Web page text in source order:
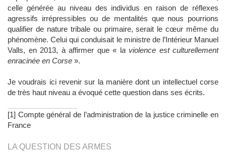
celle générée au niveau des individus en raison de réflexes
agressifs irrépressibles ou de mentalités que nous pourrions
qualifier de nature tribale ou primaire, serait le cœur même du
phénomène. Celui qui conduisait le ministre de l’Intérieur Manuel
Valls, en 2013, à affirmer que « la violence est culturellement
enracinée en Corse ».
Je voudrais ici revenir sur la manière dont un intellectuel corse
de très haut niveau a évoqué cette question dans ses écrits.
[1] Compte général de l’administration de la justice criminelle en
France
LA QUESTION DES ARMES